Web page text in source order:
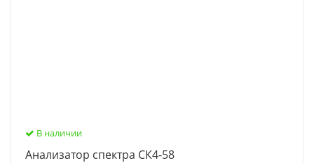
В наличии
Анализатор спектра СК4-58